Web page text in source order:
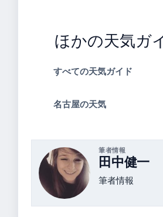
ほかの天気ガ
すべての天気ガイド
名古屋の天気
筆者情報
田中健一
筆者情報